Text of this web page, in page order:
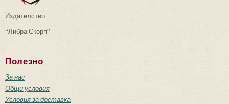
Издателство
“Либра Скорп”
Полезно
За нас
Общи условия
Условия за доставка